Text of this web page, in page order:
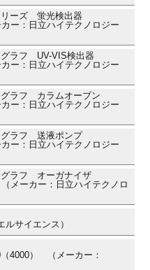
ーズ 蛍光検出器
ー：日立ハイテクノロジー
ラフ UV-VIS検出器
ー：日立ハイテクノロジー
ラフ カラムオーブン
ー：日立ハイテクノロジー
ラフ 送液ポンプ
ー：日立ハイテクノロジー
ラフ オーガナイザ
メーカー：日立ハイテクノロ
サイエンス）
4000） （メーカー：